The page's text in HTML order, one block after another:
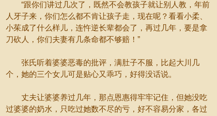
“跟你们讲过几次了，既然不会教孩子就让别人教，年前
人牙子来，你们怎么都不肯让孩子走，现在呢？看看小柔、
小茱成了什么样儿，连忤逆长辈都会了，再过几年，要是拿
刀砍人，你们夫妻有几条命都不够赔！”
张氏听着婆婆恶毒的批评，满肚子不服，比起大川几
个，她的三个女儿可是贴心又乖巧，好得没话说。
丈夫让婆婆养过几年，那点恩惠得牢牢记住，但她没吃
过婆婆的奶水，只吃过她数不尽的亏，好不容易分家，各过